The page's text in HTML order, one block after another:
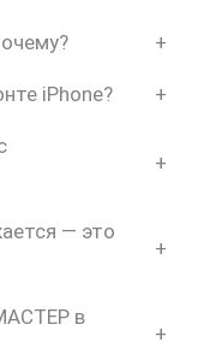
+
iPhone? +
+
— это
+
в
+